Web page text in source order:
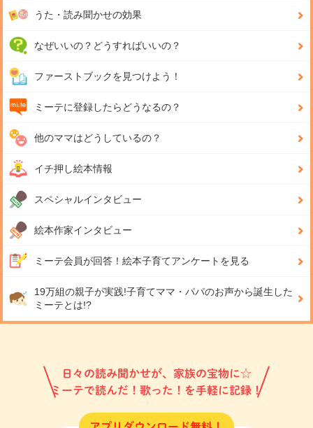
うた・読み聞かせの効果
なぜいいの？どうすればいいの？
ファーストブックを見つけよう！
ミーテに登録したらどうなるの？
他のママはどうしているの？
イチ押し絵本情報
スペシャルインタビュー
絵本作家インタビュー
ミーテ会員が回答！ 絵本子育てアンケートを見る
19万組の親子が実践!子育てママ・パパのお声から誕生した
ミーテとは!?
日々の読み聞かせが、家族の宝物に☆
ミーテで読んだ！歌った！を手軽に記録！